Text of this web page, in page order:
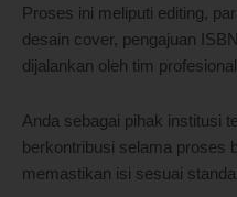
Proses ini meliputi editing,
desain cover, pengajuan
dijalankan oleh tim
Anda sebagai pihak institusi
berkontribusi selama proses
memastikan isi sesuai